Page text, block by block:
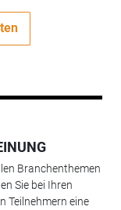
Branchenthemen
Sie bei Ihren
Teilnehmern eine